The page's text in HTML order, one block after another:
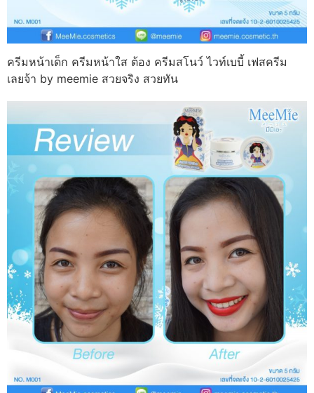
ครีมหน้าเด็ก ครีมหน้าใส ต้อง ครีมสโนว์ ไวท์เบบี้ เฟสครีม
เลยจ้า by meemie สวยจริง สวยทัน